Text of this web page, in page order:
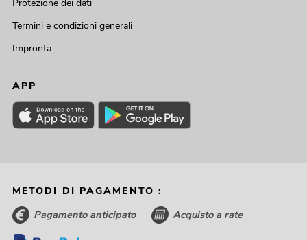
Protezione dei dati
Termini e condizioni generali
Impronta
APP
METODI DI PAGAMENTO :
Pagamento anticipato Acquisto a rate